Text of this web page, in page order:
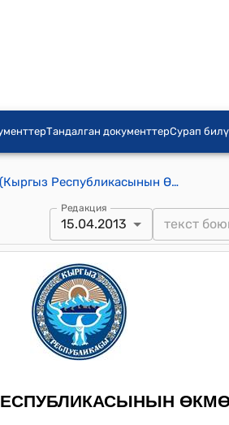
Тандалган документтерСурап
КР Өкмөтүнүн 2013-жылдын 15-апрелиндеги № 191 (Кыргыз Республикасынын Өкмөтүнүн бул токтому кызматтык пайдалануу документи болуп саналат) токтому
Редакция
15.04.2013